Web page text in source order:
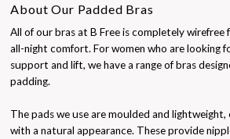
About Our Padded Bras
All of our bras at B Free is completely
all-night comfort. For women who are looking
support and lift, we have a range of bras
padding.
The pads we use are moulded and
with a natural appearance. These provide